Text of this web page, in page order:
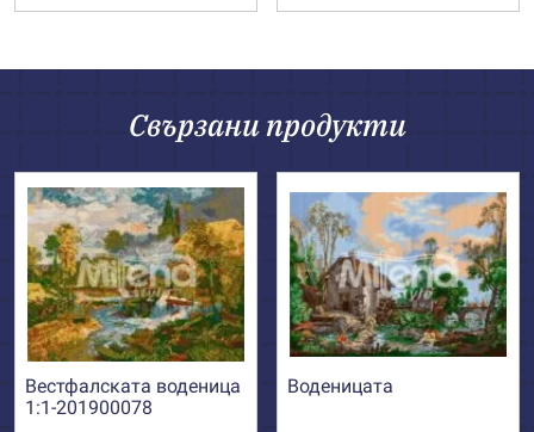
Свързани продукти
Вестфалската воденица
1:1-201900078
Воденицата